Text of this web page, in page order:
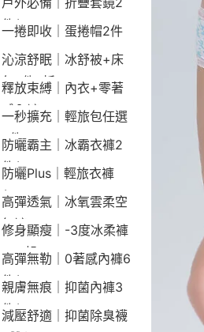
件$1790
一捲即收｜蛋捲帽2件
1790
沁涼舒眠｜冰舒被+床
包2件9折
釋放束縛｜內衣+零著
感內褲
一秒擴充｜輕旅包任選
2件2190
防曬霸主｜冰霸衣褲2
件$1790
防曬Plus｜輕旅衣褲
$2190
高彈透氣｜冰氧雲柔空
氣褲
修身顯瘦｜-3度冰柔褲
790起
高彈無勒｜0著感內褲6
件$1290
親膚無痕｜抑菌內褲3
件$790
減壓舒適｜抑菌除臭襪